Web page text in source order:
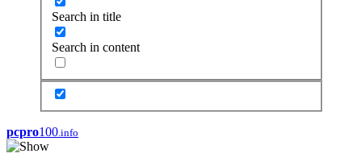
Search in title
Search in content
pcpro100.info